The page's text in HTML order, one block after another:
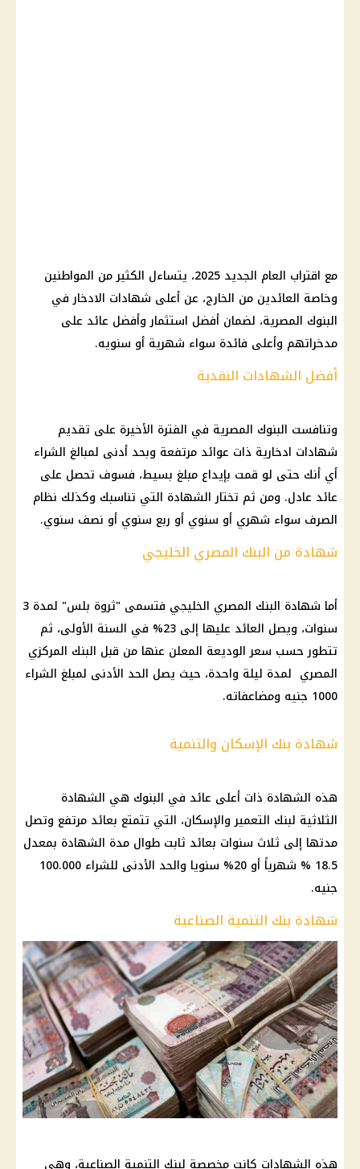
مع اقتراب العام الجديد 2025، يتساءل الكثير من المواطنين
وخاصة العائدين من الخارج، عن أعلى شهادات الادخار في
البنوك المصرية، لضمان أفضل استثمار وأفضل عائد على
مدخراتهم وأعلى فائدة سواء شهرية أو سنويه.
أفضل الشهادات النقدية
وتنافست البنوك المصرية في الفترة الأخيرة على تقديم
شهادات ادخارية ذات عوائد مرتفعة وبحد أدنى لمبالغ الشراء
أي أنك حتى لو قمت بإيداع مبلغ بسيط، فسوف تحصل على
عائد عادل. ومن ثم تختار الشهادة التي تناسبك وكذلك نظام
الصرف سواء شهري أو سنوي أو ربع سنوي أو نصف سنوي.
شهادة من البنك المصري الخليجي
أما شهادة البنك المصري الخليجي فتسمى "ثروة بلس" لمدة 3
سنوات، ويصل العائد عليها إلى 23% في السنة الأولى، ثم
تتطور حسب سعر الوديعة المعلن عنها من قبل البنك المركزي
المصري لمدة ليلة واحدة، حيث يصل الحد الأدنى لمبلغ الشراء
1000 جنيه ومضاعفاته.
شهادة بنك الإسكان والتنمية
هذه الشهادة ذات أعلى عائد في البنوك هي الشهادة
الثلاثية لبنك التعمير والإسكان، التي تتمتع بعائد مرتفع وتصل
مدتها إلى ثلاث سنوات بعائد ثابت طوال مدة الشهادة بمعدل
18.5 % شهرياً أو 20% سنويا والحد الأدنى للشراء 100.000
جنيه.
شهادة بنك التنمية الصناعية